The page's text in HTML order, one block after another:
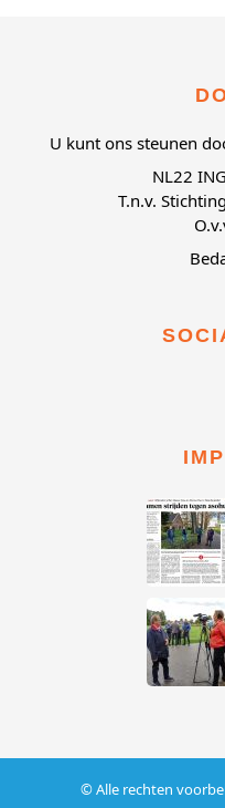
U kunt ons steunen
NL22
T.n.v.
© Alle rechten